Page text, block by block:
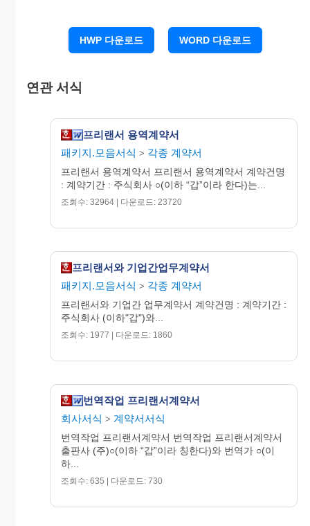
품을 하기로 하며 최종 납품은 검토 및 수정 후 완성품으로
(CD롬) 납품키로 한다.
제5조(협조의무)
“갑”은 “을”이 작업하는데 필요한 자료 및 정보 등을 제공하
극적으로 협조하여야 한다.
제6조(비밀유지)
“을”은 본 작업과 관련하여 지득한 일체의 정보를 외부에 누
설하거나 유출해서는 안되며, 이로 인해 발생되는 손해에 대
해 책임을 지기로 한다.
제7조(품질)
야 하며, 만약 품질의 이상으로 활용에 있어 중대한 지장이 발
생한 경우에는 본 계약금액의 30%만을 지급하기로 한다.
제8조(계약의 해지)
① “갑”과 “을”은 불가피한 이유에 의하여 계약기간 중에 본
게 통지하여야 한다.
② “갑”과 “을”은 상당한 계약위반이나 기타의 사정에 의하여
에도 불구하고 통지 후 즉시 계약을 해지할 수 있다.
제9조(해지의 효과)
“갑”은 잔금의 10%인 금○○○원정을 “을”에게 지급함으로써
“을”의 용역수행 대가에 갈음한다.
사유가 “을”에게 있을 때에는 기 지급된 계약금(총 계약금액
의 30%) 외 “갑”은 “을”에게 나머지 용역수행의 대가를 지급
HWP 다운로드 WORD 다운로드
연관 서식
프리랜서 용역계약서
패키지.모음서식 > 각종 계약서
프리랜서 용역계약서 프리랜서 용역계약서 계약건명
: 계약기간 : 주식회사 ○(이하 “갑”이라 한다)는...
조회수: 32964 | 다운로드: 23720
프리랜서와 기업간업무계약서
패키지.모음서식 > 각종 계약서
프리랜서와 기업간 업무계약서 계약건명 : 계약기간 :
주식회사 (이하"갑")와...
조회수: 1977 | 다운로드: 1860
번역작업 프리랜서계약서
회사서식 > 계약서서식
번역작업 프리랜서계약서 번역작업 프리랜서계약서
출판사 (주)○(이하 “갑”이라 칭한다)와 번역가 ○(이
하...
조회수: 635 | 다운로드: 730